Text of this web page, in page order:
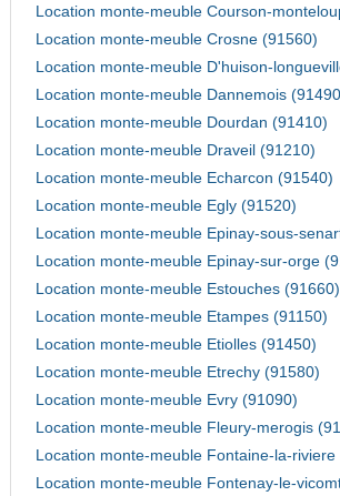
Location monte-meuble Courson-
Location monte-meuble Crosne (91560)
Location monte-meuble D'huison-
Location monte-meuble Dannemois
Location monte-meuble Dourdan (91410)
Location monte-meuble Draveil (91210)
Location monte-meuble Echarcon (91540)
Location monte-meuble Egly (91520)
Location monte-meuble Epinay-sous-
Location monte-meuble Epinay-sur-orge
Location monte-meuble Estouches (91660)
Location monte-meuble Etampes (91150)
Location monte-meuble Etiolles (91450)
Location monte-meuble Etrechy (91580)
Location monte-meuble Evry (91090)
Location monte-meuble Fleury-merogis
Location monte-meuble Fontaine-la-riviere
Location monte-meuble Fontenay-le-